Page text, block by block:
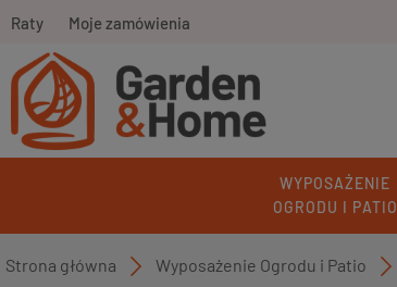
Raty Moje zamówienia
WYPOSAŻENIE
OGRODU I PATIO
Strona główna Wyposażenie Ogrodu i Patio